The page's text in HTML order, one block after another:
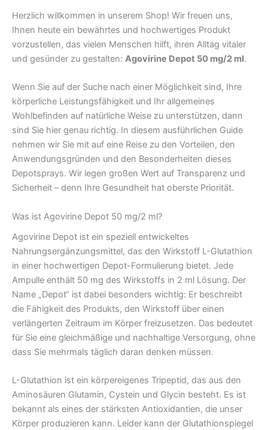
Herzlich willkommen in unserem Shop! Wir freuen uns,
Ihnen heute ein bewährtes und hochwertiges Produkt
vorzustellen, das vielen Menschen hilft, ihren Alltag vitaler
und gesünder zu gestalten: Agovirine Depot 50 mg/2 ml.
Wenn Sie auf der Suche nach einer Möglichkeit sind, Ihre
körperliche Leistungsfähigkeit und Ihr allgemeines
Wohlbefinden auf natürliche Weise zu unterstützen, dann
sind Sie hier genau richtig. In diesem ausführlichen Guide
nehmen wir Sie mit auf eine Reise zu den Vorteilen, den
Anwendungsgründen und den Besonderheiten dieses
Depotsprays. Wir legen großen Wert auf Transparenz und
Sicherheit – denn Ihre Gesundheit hat oberste Priorität.
Was ist Agovirine Depot 50 mg/2 ml?
Agovirine Depot ist ein speziell entwickeltes
Nahrungsergänzungsmittel, das den Wirkstoff L-Glutathion
in einer hochwertigen Depot-Formulierung bietet. Jede
Ampulle enthält 50 mg des Wirkstoffs in 2 ml Lösung. Der
Name „Depot“ ist dabei besonders wichtig: Er beschreibt
die Fähigkeit des Produkts, den Wirkstoff über einen
verlängerten Zeitraum im Körper freizusetzen. Das bedeutet
für Sie eine gleichmäßige und nachhaltige Versorgung, ohne
dass Sie mehrmals täglich daran denken müssen.
L-Glutathion ist ein körpereigenes Tripeptid, das aus den
Aminosäuren Glutamin, Cystein und Glycin besteht. Es ist
bekannt als eines der stärksten Antioxidantien, die unser
Körper produzieren kann. Leider kann der Glutathionspiegel